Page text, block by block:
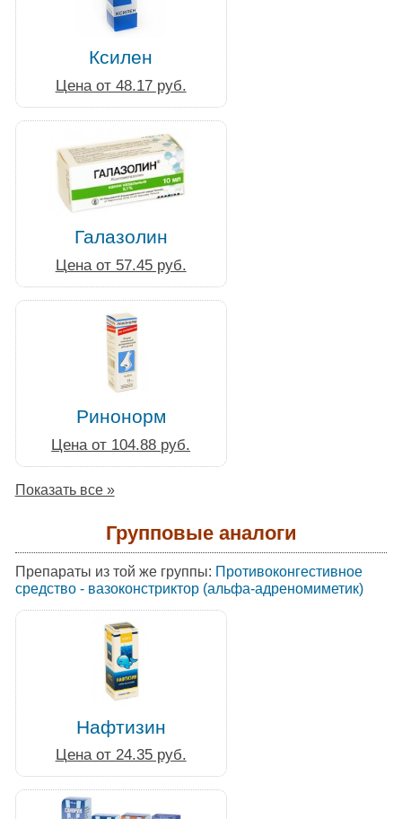
Ксилен
Цена от 48.17 руб.
Галазолин
Цена от 57.45 руб.
Ринонорм
Цена от 104.88 руб.
Показать все »
Групповые аналоги
Препараты из той же группы: Противоконгестивное
средство - вазоконстриктор (альфа-адреномиметик)
Нафтизин
Цена от 24.35 руб.